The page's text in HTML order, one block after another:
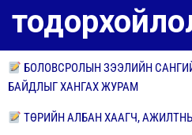
БОЛОВСРОЛЫН ЗЭЭЛИЙН
БАЙДЛЫГ ХАНГАХ ЖУРАМ
ТӨРИЙН АЛБАН ХААГЧ,